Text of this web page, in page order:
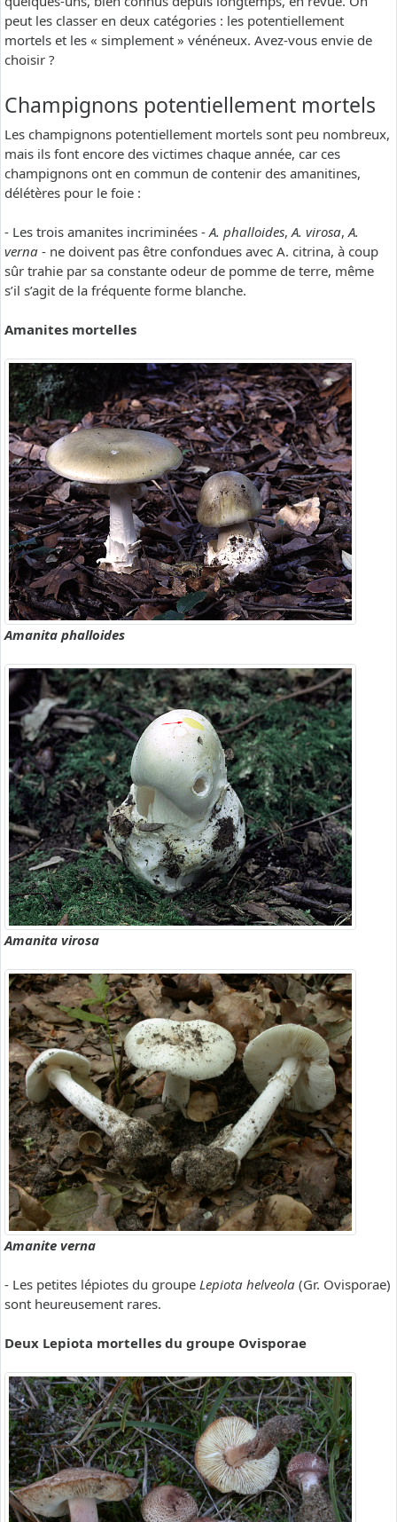
peut les classer en deux catégories : les potentiellement
mortels et les « simplement » vénéneux. Avez-vous envie de
choisir ?
Champignons potentiellement mortels
Les champignons potentiellement mortels sont peu nombreux,
mais ils font encore des victimes chaque année, car ces
champignons ont en commun de contenir des amanitines,
délétères pour le foie :
- Les trois amanites incriminées -A. phalloides,A. virosa,A.
verna - ne doivent pas être confondues avec A. citrina, à coup
sûr trahie par sa constante odeur de pomme de terre, même
s’il s’agit de la fréquente forme blanche.
Amanites mortelles
Amanita phalloides
Amanita virosa
Amanite verna
- Les petites lépiotes du groupe Lepiota helveola (Gr. Ovisporae)
sont heureusement rares.
Deux Lepiota mortelles du groupe Ovisporae